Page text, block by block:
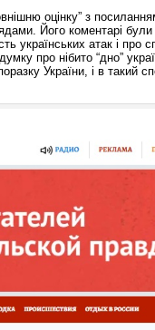
оцінку” з
Його коментарі були
українських атак і про
про нібито “дно”
України, і в такий